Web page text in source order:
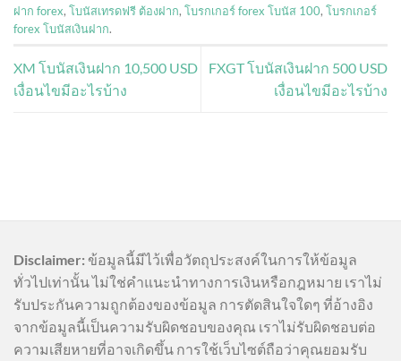
ฝาก forex, โบนัสเทรดฟรี ต้องฝาก, โบรกเกอร์ forex โบนัส 100, โบรกเกอร์
forex โบนัสเงินฝาก.
XM โบนัสเงินฝาก 10,500 USD
เงื่อนไขมีอะไรบ้าง
FXGT โบนัสเงินฝาก 500 USD
เงื่อนไขมีอะไรบ้าง
Disclaimer: ข้อมูลนี้มีไว้เพื่อวัตถุประสงค์ในการให้ข้อมูล
ทั่วไปเท่านั้น ไม่ใช่คำแนะนำทางการเงินหรือกฎหมาย เราไม่
รับประกันความถูกต้องของข้อมูล การตัดสินใจใดๆ ที่อ้างอิง
จากข้อมูลนี้เป็นความรับผิดชอบของคุณ เราไม่รับผิดชอบต่อ
ความเสียหายที่อาจเกิดขึ้น การใช้เว็บไซต์ถือว่าคุณยอมรับ